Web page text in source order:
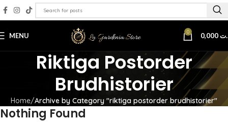
MENU 0
Riktiga Postorder
Brudhistorier
Home Archive by Category "riktiga postorder brudhistorier"
Nothing Found